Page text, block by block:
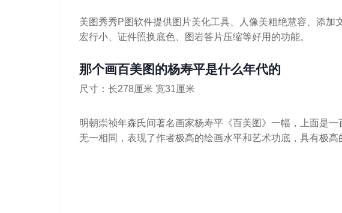
美图秀秀P图软件提供图片美化工具、人像美粗绝慧容、添加
宏行小、证件照换底色、图岩答片压缩等好用的功能。
那个画百美图的杨寿平是什么年代的
尺寸：长278厘米 宽31厘米
明朝崇祯年森氏间著名画家杨寿平《百美图》一幅，上面是
无一相同，表现了作者极高的绘画水平和艺术功底，具有极